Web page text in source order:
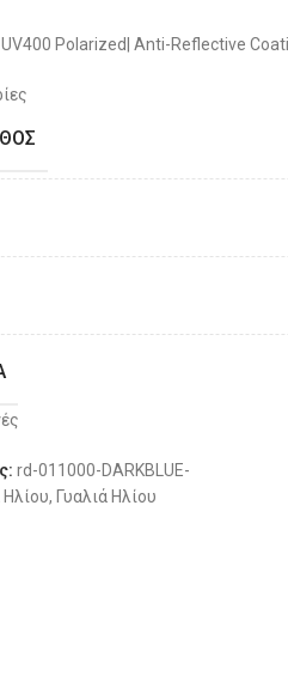
Polarized| Anti-Reflective
rd-011000-DARKBLUE-
Ηλίου, Γυαλιά Ηλίου